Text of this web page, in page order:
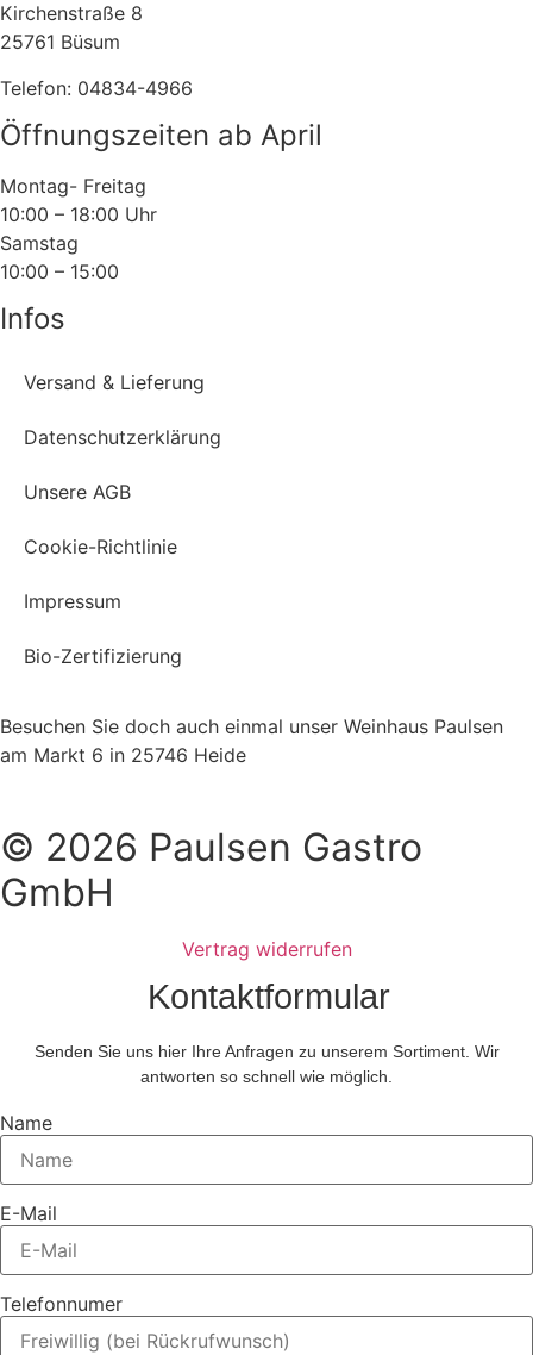
Kirchenstraße 8
25761 Büsum
Telefon: 04834-4966
Öffnungszeiten ab April
Montag- Freitag
10:00 – 18:00 Uhr
Samstag
10:00 – 15:00
Infos
Versand & Lieferung
Datenschutzerklärung
Unsere AGB
Cookie-Richtlinie
Impressum
Bio-Zertifizierung
Besuchen Sie doch auch einmal unser Weinhaus Paulsen
am Markt 6 in 25746 Heide
© 2026 Paulsen Gastro
GmbH
Vertrag widerrufen
Kontaktformular
Senden Sie uns hier Ihre Anfragen zu unserem Sortiment. Wir
antworten so schnell wie möglich.
Name
E-Mail
Telefonnumer